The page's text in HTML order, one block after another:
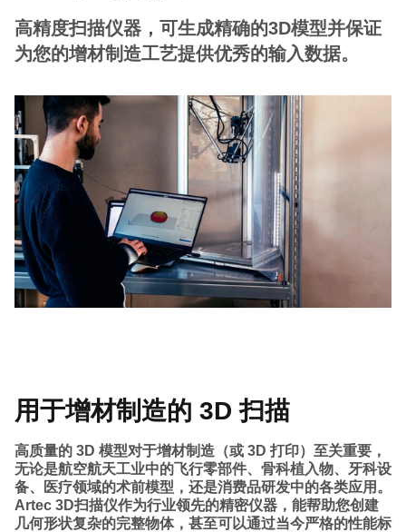
高精度扫描仪器，可生成精确的3D模型并保证
为您的增材制造工艺提供优秀的输入数据。
用于增材制造的 3D 扫描
高质量的 3D 模型对于增材制造（或 3D 打印）至关重要，
无论是航空航天工业中的飞行零部件、骨科植入物、牙科设
备、医疗领域的术前模型，还是消费品研发中的各类应用。
Artec 3D扫描仪作为行业领先的精密仪器，能帮助您创建
几何形状复杂的完整物体，甚至可以通过当今严格的性能标